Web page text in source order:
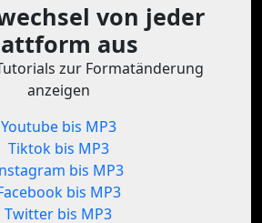
von jeder
aus
zur Formatänderung
anzeigen
Youtube bis MP3
Tiktok bis MP3
bis MP3
bis MP3
Twitter bis MP3